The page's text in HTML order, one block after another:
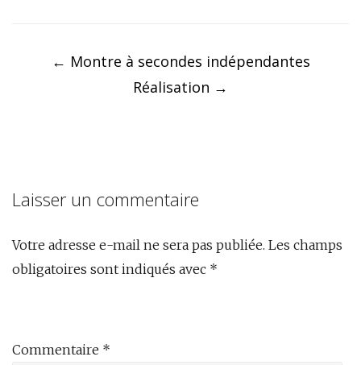
navigation
← Montre à secondes indépendantes
Réalisation →
Laisser un commentaire
Votre adresse e-mail ne sera pas publiée. Les champs
obligatoires sont indiqués avec *
Commentaire *